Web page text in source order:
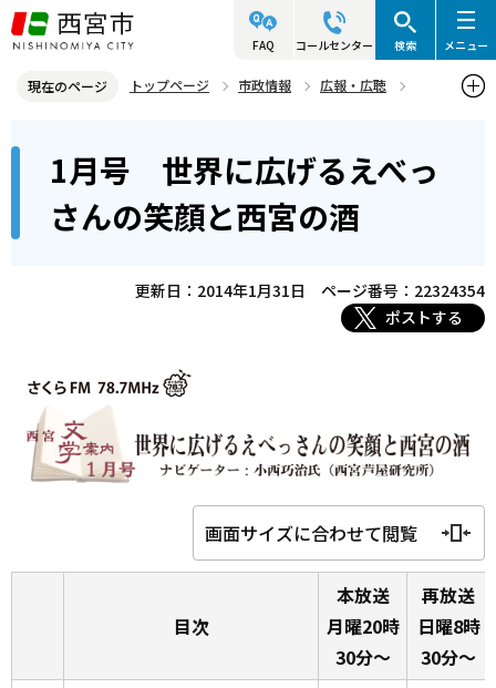
こ
の
ジ
頭
FAQ コールセンター 検索 メニュー
現在のページ トップページ 市政情報
広報・広聴
1月号 世界に広げるえべっさんの笑顔と西宮の酒
1月号 世界に広げるえべっ
さんの笑顔と西宮の酒
更新日：2014年1月31日
ページ番号：22324354
ポストする
画面サイズに合わせて閲覧
目次
本放送
月曜20時
30分～
再放送
日曜8時
30分～